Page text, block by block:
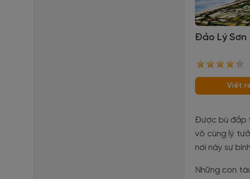
Đảo Lý Sơn
Viết
Được bù đắp
vô cùng lý
nơi này sự
Những con